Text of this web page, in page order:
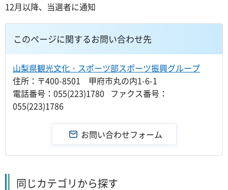
12月以降、当選者に通知
このページに関するお問い合わせ先
山梨県観光文化・スポーツ部スポーツ振興グループ
住所：〒400-8501 甲府市丸の内1-6-1
電話番号：055(223)1780 ファクス番号：
055(223)1786
同じカテゴリから探す